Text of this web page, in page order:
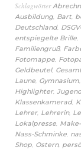
Schlagwörter
Ausbildung, Bart,
Deutschland,
entspiegelte Brille,
Familiengruß,
Fotomappe,
Geldbeutel,
Laune, Gymnasium,
Highlighter,
Klassenkamerad,
Lehrer, Lehrerin,
Lokalpresse,
Nass-Schminke,
Shop, Ostern,